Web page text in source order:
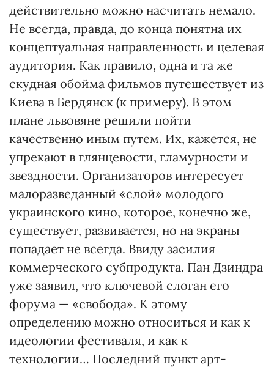
действительно можно насчитать немало.
Не всегда, правда, до конца понятна их
концептуальная направленность и целевая
аудитория. Как правило, одна и та же
скудная обойма фильмов путешествует из
Киева в Бердянск (к примеру). В этом
плане львовяне решили пойти
качественно иным путем. Их, кажется, не
упрекают в глянцевости, гламурности и
звездности. Организаторов интересует
малоразведанный «слой» молодого
украинского кино, которое, конечно же,
существует, развивается, но на экраны
попадает не всегда. Ввиду засилия
коммерческого субпродукта. Пан Дзиндра
уже заявил, что ключевой слоган его
форума — «свобода». К этому
определению можно относиться и как к
идеологии фестиваля, и как к
технологии… Последний пункт арт-